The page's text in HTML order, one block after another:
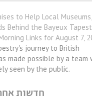
to Help Local
Behind the Bayeux
Links for August 7,
journey to British
made possible by a team
seen by the public.
חדשות